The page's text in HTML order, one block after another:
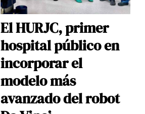
El HURJC, primer
hospital público en
incorporar el
modelo más
avanzado del robot